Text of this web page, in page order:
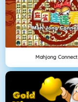
Mahjong Connect